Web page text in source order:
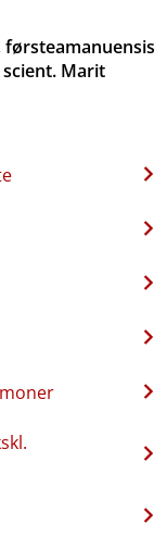
førsteamanuensis
Marit